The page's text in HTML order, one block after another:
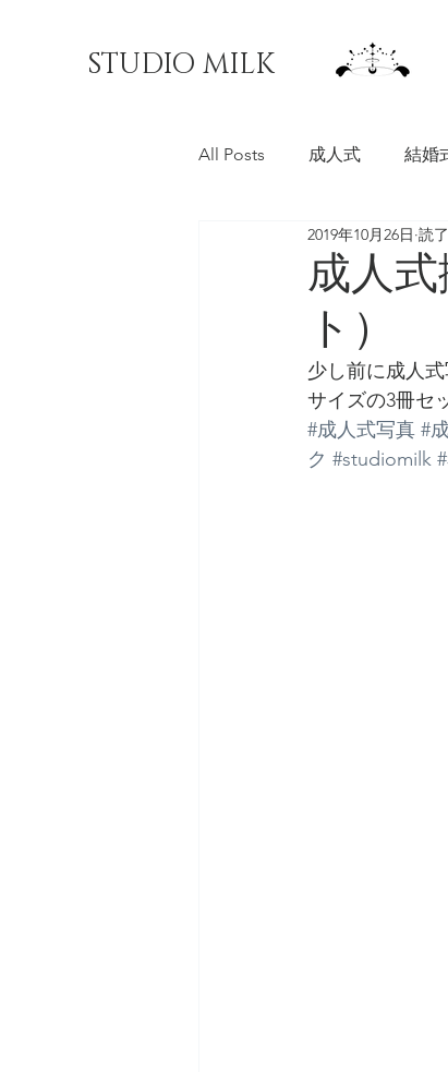
STUDIO MILK
All Posts 成人式 結婚
料理写真 マチオモイ
成人
ト）
2019年10月26日 読
少し前に成人
サイズの3冊セ
#成人式写真 #
ク #studiomilk